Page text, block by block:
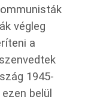
végleg
a
1945-
belül